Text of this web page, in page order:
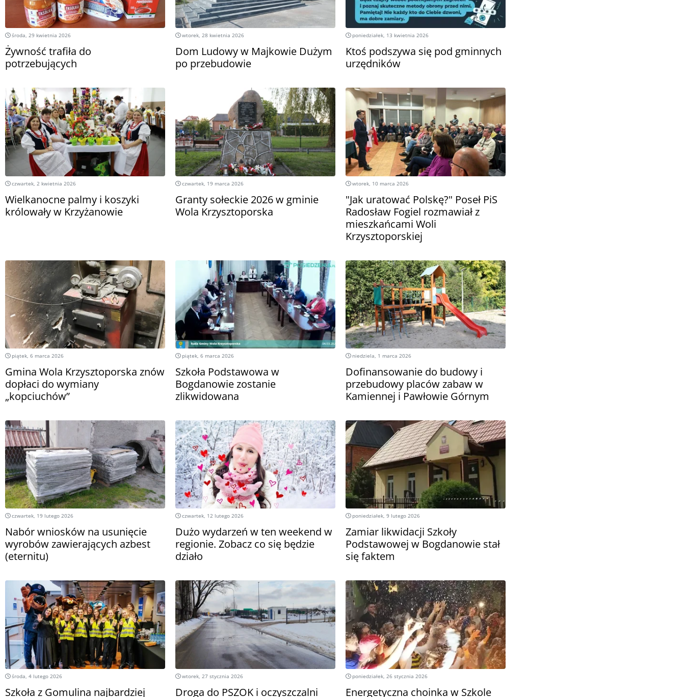
środa, 29 kwietnia 2026
Żywność trafiła do
potrzebujących
wtorek, 28 kwietnia 2026
Dom Ludowy w Majkowie Dużym
po przebudowie
poniedziałek, 13 kwietnia 2026
Ktoś podszywa się pod gminnych
urzędników
czwartek, 2 kwietnia 2026
Wielkanocne palmy i koszyki
królowały w Krzyżanowie
czwartek, 19 marca 2026
Granty sołeckie 2026 w gminie
Wola Krzysztoporska
wtorek, 10 marca 2026
"Jak uratować Polskę?" Poseł PiS
Radosław Fogiel rozmawiał z
mieszkańcami Woli
Krzysztoporskiej
piątek, 6 marca 2026
Gmina Wola Krzysztoporska znów
dopłaci do wymiany
„kopciuchów”
piątek, 6 marca 2026
Szkoła Podstawowa w
Bogdanowie zostanie
zlikwidowana
niedziela, 1 marca 2026
Dofinansowanie do budowy i
przebudowy placów zabaw w
Kamiennej i Pawłowie Górnym
czwartek, 19 lutego 2026
Nabór wniosków na usunięcie
wyrobów zawierających azbest
(eternitu)
czwartek, 12 lutego 2026
Dużo wydarzeń w ten weekend w
regionie. Zobacz co się będzie
działo
poniedziałek, 9 lutego 2026
Zamiar likwidacji Szkoły
Podstawowej w Bogdanowie stał
się faktem
środa, 4 lutego 2026
Szkoła z Gomulina najbardziej
wtorek, 27 stycznia 2026
Droga do PSZOK i oczyszczalni
poniedziałek, 26 stycznia 2026
Energetyczna choinka w Szkole